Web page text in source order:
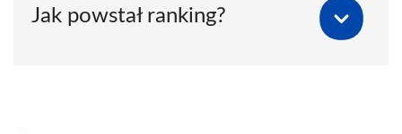
Jak powstał ranking?